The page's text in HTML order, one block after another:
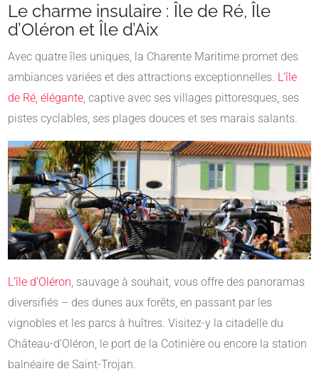
Le charme insulaire : Île de Ré, Île
d’Oléron et Île d’Aix
Avec quatre îles uniques, la Charente Maritime promet des
ambiances variées et des attractions exceptionnelles. L’île
de Ré, élégante, captive avec ses villages pittoresques, ses
pistes cyclables, ses plages douces et ses marais salants.
L’île d’Oléron, sauvage à souhait, vous offre des panoramas
diversifiés – des dunes aux forêts, en passant par les
vignobles et les parcs à huîtres. Visitez-y la citadelle du
Château-d’Oléron, le port de la Cotinière ou encore la station
balnéaire de Saint-Trojan.